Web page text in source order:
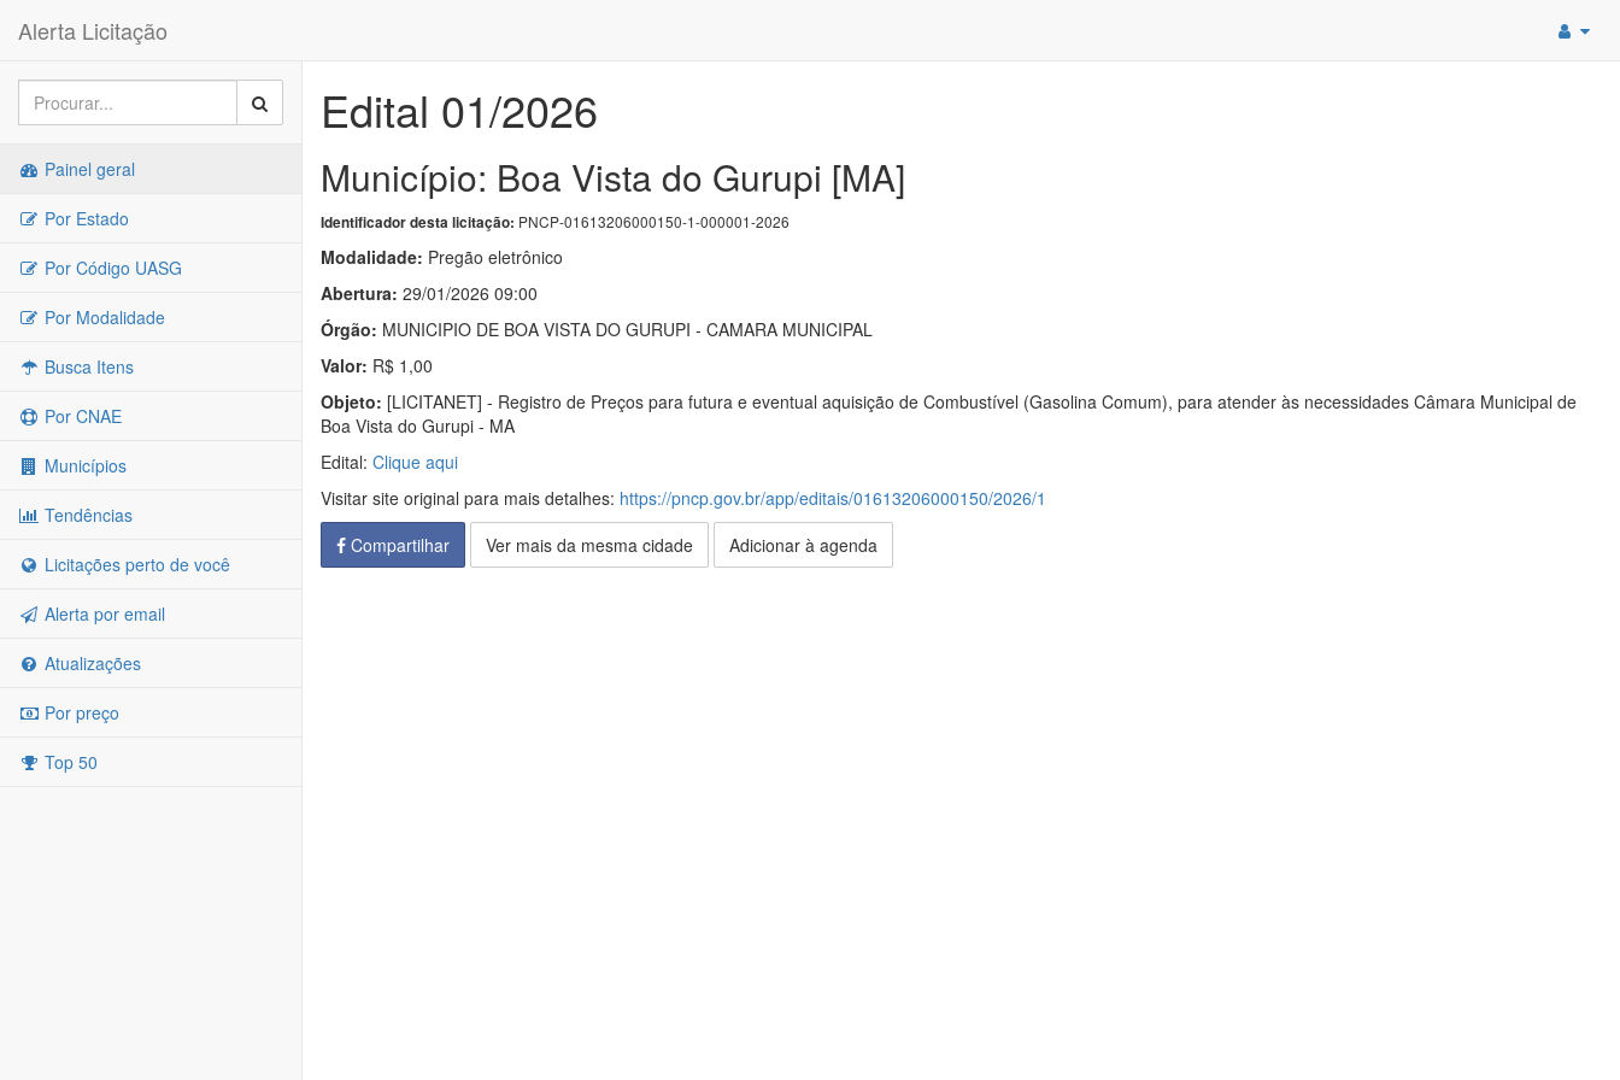
Alerta Licitação
Painel geral
Por Estado
Por Código UASG
Por Modalidade
Busca Itens
Por CNAE
Municípios
Tendências
Licitações perto de você
Alerta por email
Atualizações
Por preço
Top 50
Edital 01/2026
Município: Boa Vista do Gurupi [MA]
Identificador desta licitação: PNCP-01613206000150-1-000001-2026
Modalidade: Pregão eletrônico
Abertura: 29/01/2026 09:00
Órgão: MUNICIPIO DE BOA VISTA DO GURUPI - CAMARA MUNICIPAL
Valor: R$ 1,00
Objeto: [LICITANET] - Registro de Preços para futura e eventual aquisição de Combustível (Gasolina Comum), para atender às necessidades Câmara Municipal de
Boa Vista do Gurupi - MA
Edital: Clique aqui
Visitar site original para mais detalhes: https://pncp.gov.br/app/editais/01613206000150/2026/1
Compartilhar
Ver mais da mesma cidade Adicionar à agenda